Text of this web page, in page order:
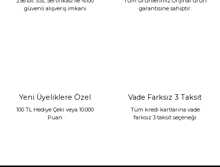
güvenli alışveriş imkanı
garantisine sahiptir.
Yeni Üyeliklere Özel
100 TL Hediye Çeki veya 10.000
Puan
Vade Farksız 3 Taksit
Tüm kredi kartlarına vade
farksız 3 taksit seçeneği